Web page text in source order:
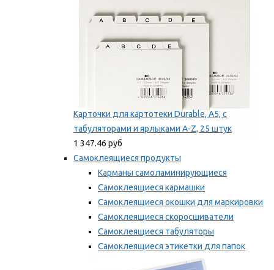
Карточки для картотеки Durable, A5, с
табуляторами и ярлыками A-Z, 25 штук
1 347.46 руб
Самоклеящиеся продукты
Карманы самоламинирующиеся
Самоклеящиеся кармашки
Самоклеящиеся окошки для маркировки
Самоклеящиеся скоросшиватели
Самоклеящиеся табуляторы
Самоклеящиеся этикетки для папок
Таблички для маркировки